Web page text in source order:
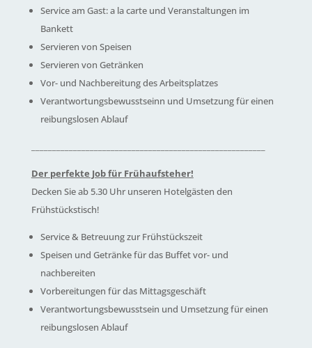
Service am Gast: a la carte und Veranstaltungen im
Bankett
Servieren von Speisen
Servieren von Getränken
Vor- und Nachbereitung des Arbeitsplatzes
Verantwortungsbewusstseinn und Umsetzung für einen
reibungslosen Ablauf
Der perfekte Job für Frühaufsteher!
Decken Sie ab 5.30 Uhr unseren Hotelgästen den
Frühstückstisch!
Service & Betreuung zur Frühstückszeit
Speisen und Getränke für das Buffet vor- und
nachbereiten
Vorbereitungen für das Mittagsgeschäft
Verantwortungsbewusstsein und Umsetzung für einen
reibungslosen Ablauf